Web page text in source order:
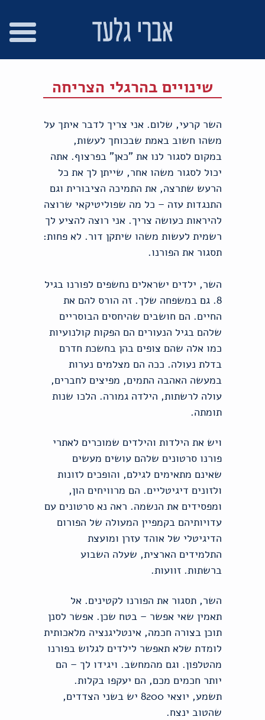
שינויים בהרגלי הצריחה
השר קרעי, שלום. אני צריך לדבר איתך על
משהו חשוב באמת שבכוחך לעשות,
במקום לסגור לנו את "כאן" בפרצוף. אתה
יכול לסגור משהו אחר, שייתן לך את כל
הרעש שתרצה, את התמיכה הציבורית וגם
התנגדות עזה – כל מה שפוליטיקאי שרוצה
להיראות כעושה צריך. אני רוצה להציע לך
רשמית לעשות משהו שיתקן דור. לא פחות:
תסגור את הפורנו.
השר, ילדים ישראלים נחשפים לפורנו בגיל
8. גם במשפחה שלך. זה הורס להם את
החיים. הם חושבים שהיחסים הבוסריים
שלהם בגיל הנעורים הם הפקות קולנועיות
כמו אלה שהם צופים בהן בחשכת חדרם
בדלת נעולה. ככה הם מצלמים נערות
במעשה האהבה התמים, מפיצים לחברים,
עולה לרשתות, הילדה גמורה. הלכו שנות
תומתה.
ויש את הילדות והילדים שמוכרים לאתרי
פורנו סרטונים שלהם עושים מעשים
שאינם מתאימים לגילם, והופכים לזונות
ולזונים דיגיטליים. הם מרוויחים הון,
ומפסידים את הנשמה. ראה נא סרטונים עם
עדויותיהם בקמפיין המעולה של הפורום
הדיגיטלי של אוהד עזרן ומועצת
התלמידים הארצית, שעלה השבוע
ברשתות. זוועות.
השר, תסגור את הפורנו לקטינים. אל
תאמין שאי אפשר – בטח שכן. אפשר לסנן
תוכן בצורה חכמה, אינטליגנציה מלאכותית
לומדת שלא תאפשר לילדים לגלוש בפורנו
מהטלפון. וגם מהמחשב. ויגידו לך – הם
יותר חכמים מכם, הם יעקפו בקלות.
תשמע, יוצאי 8200 יש בשני הצדדים,
שהטוב ינצח.